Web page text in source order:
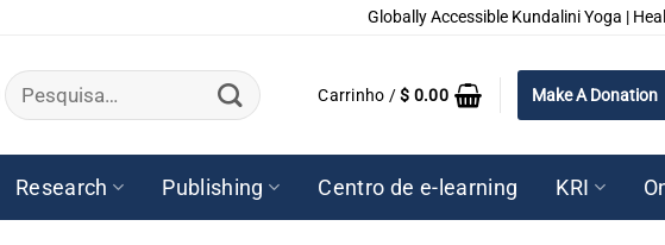
Globally Accessible Kundalini Yoga |
Pesquisar
por:
Carrinho /$ 0.00 Make A Donation
Research Publishing Centro de e-learning KRI